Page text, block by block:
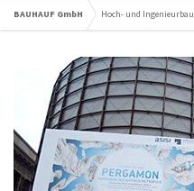
BAUHAUF GmbH Hoch- und Ingenieurbau